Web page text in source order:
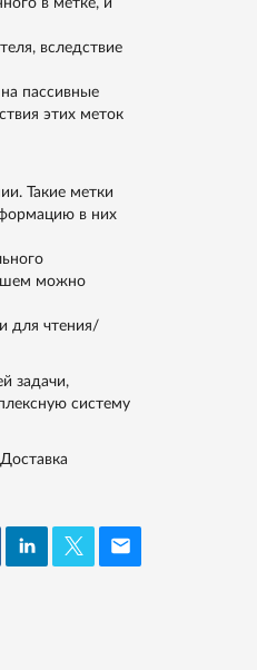
в метке, и
вследствие
пассивные
этих меток
Такие метки
в них
можно
для чтения/
задачи,
систему